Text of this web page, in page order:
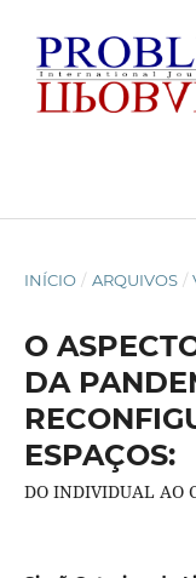
INÍCIO / ARQUIVOS /
O
DA
ESPAÇOS:
DO INDIVIDUAL AO